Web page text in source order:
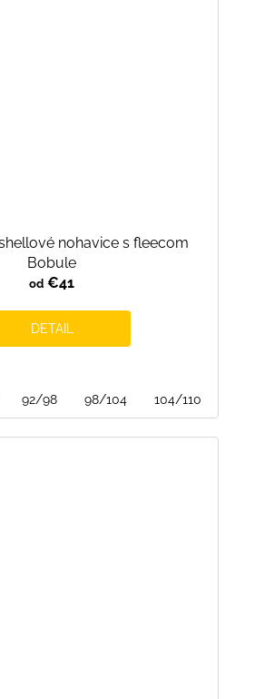
nohavice s fleecom
Bobule
od €41
DETAIL
92/98 98/104 104/110